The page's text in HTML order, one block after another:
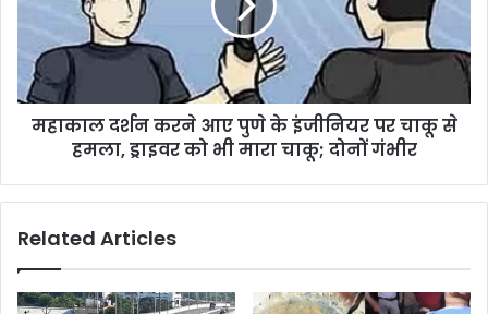
महाकाल दर्शन करने आए पुणे के इंजीनियर पर चाकू से
हमला, ड्राइवर को भी मारा चाकू; दोनों गंभीर
Related Articles